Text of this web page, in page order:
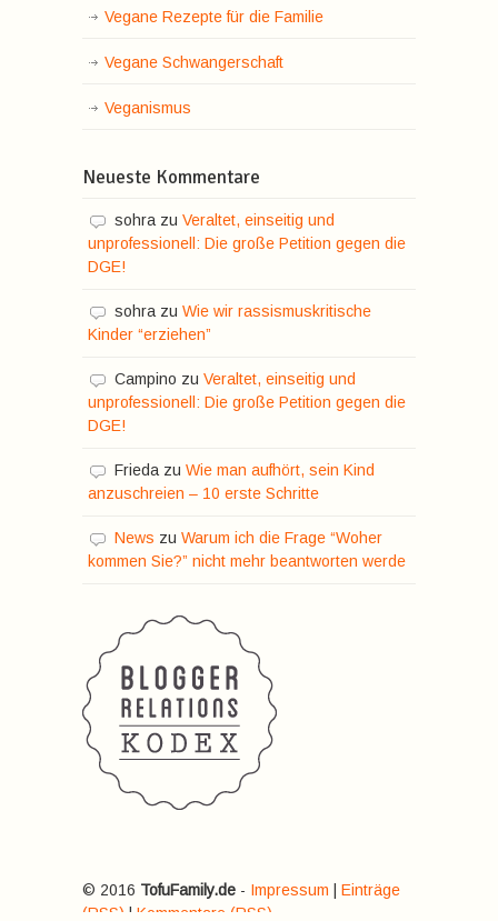
Vegane Rezepte für die Familie
Vegane Schwangerschaft
Veganismus
Neueste Kommentare
sohra zu Veraltet, einseitig und
unprofessionell: Die große Petition gegen die
DGE!
sohra zu Wie wir rassismuskritische
Kinder “erziehen”
Campino zu Veraltet, einseitig und
unprofessionell: Die große Petition gegen die
DGE!
Frieda zu Wie man aufhört, sein Kind
anzuschreien – 10 erste Schritte
News zu Warum ich die Frage “Woher
kommen Sie?” nicht mehr beantworten werde
© 2016 TofuFamily.de - Impressum
Einträge
(RSS) | Kommentare (RSS)